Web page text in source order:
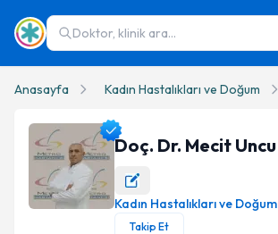
Doktor, klinik ara...
Anasayfa Kadın Hastalıkları ve Doğum
Doç. Dr. Mecit Uncu Profil Fotoğrafı
Doç. Dr. Mecit Uncu
Kadın Hastalıkları ve Doğum
Takip Et